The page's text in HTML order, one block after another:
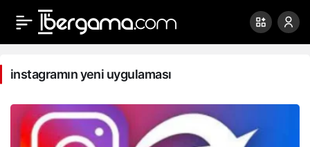
instagramın
yeni
uygulaması
Haberleri
instagramın yeni uygulaması